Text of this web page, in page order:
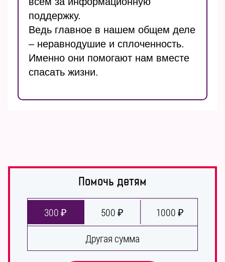
поддержку.
Ведь главное в нашем общем деле
– неравнодушие и сплоченность.
Именно они помогают нам вместе
спасать жизни.
Помочь детям
300 ₽ 500 ₽
1000 ₽
Другая сумма